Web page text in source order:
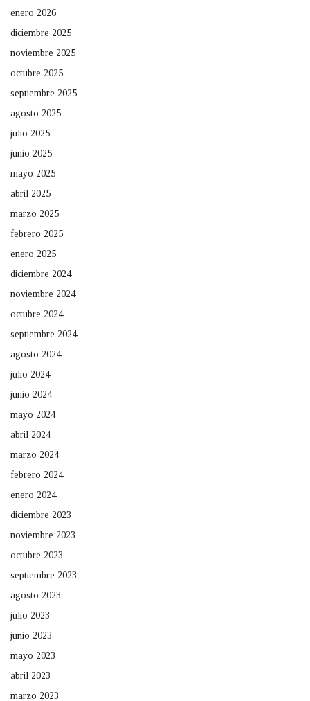
enero 2026
diciembre 2025
noviembre 2025
octubre 2025
septiembre 2025
agosto 2025
julio 2025
junio 2025
mayo 2025
abril 2025
marzo 2025
febrero 2025
enero 2025
diciembre 2024
noviembre 2024
octubre 2024
septiembre 2024
agosto 2024
julio 2024
junio 2024
mayo 2024
abril 2024
marzo 2024
febrero 2024
enero 2024
diciembre 2023
noviembre 2023
octubre 2023
septiembre 2023
agosto 2023
julio 2023
junio 2023
mayo 2023
abril 2023
marzo 2023